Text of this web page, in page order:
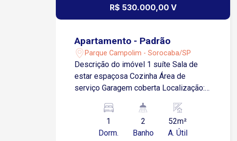
R$ 530.000,00 V
Apartamento - Padrão
Parque Campolim - Sorocaba/SP
Descrição do imóvel 1 suíte Sala de
estar espaçosa Cozinha Área de
serviço Garagem coberta Localização:
Tauste, Mercadão Campolim e
McDonald?s Acesso fácil a principais
avenidas e transporte público
1
Dorm.
2
Banho
52m²
A. Útil